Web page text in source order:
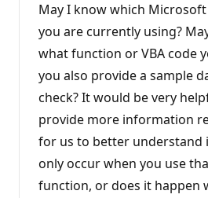
May I know which
you are currently using?
what function or VBA code
you also provide a sample
check? It would be very
provide more information
for us to better understand
only occur when you use
function, or does it happen